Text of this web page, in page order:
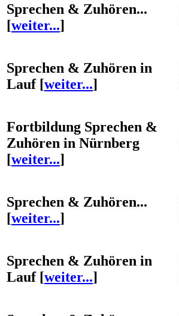
Sprechen & Zuhören...
[weiter...]
Sprechen & Zuhören in
Lauf [weiter...]
Fortbildung Sprechen &
Zuhören in Nürnberg
[weiter...]
Sprechen & Zuhören...
[weiter...]
Sprechen & Zuhören in
Lauf [weiter...]